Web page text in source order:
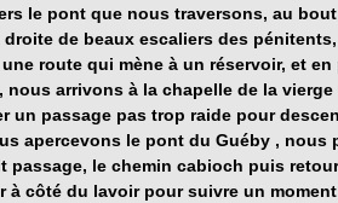
le pont que nous traversons, au
de beaux escaliers des pénitents,
une route qui mène à un réservoir, et en
nous arrivons à la chapelle de la vierge
un passage pas trop raide pour
apercevons le pont du Guéby , nous
passage, le chemin cabioch puis
à côté du lavoir pour suivre un